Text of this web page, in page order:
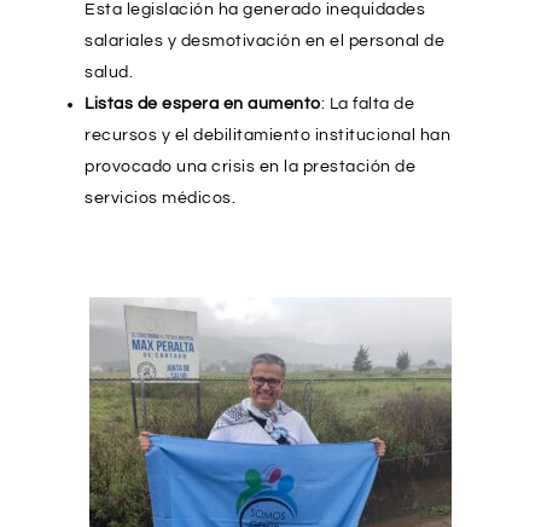
Esta legislación ha generado inequidades
salariales y desmotivación en el personal de
salud.
Listas de espera en aumento: La falta de
recursos y el debilitamiento institucional han
provocado una crisis en la prestación de
servicios médicos.